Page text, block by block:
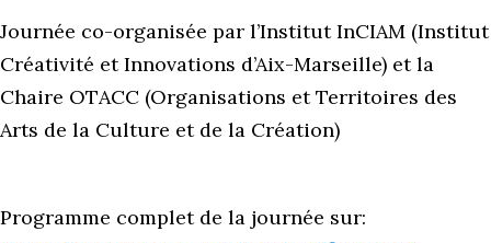
Journée co-organisée par l’Institut InCIAM (Institut
Créativité et Innovations d’Aix-Marseille) et la
Chaire OTACC (Organisations et Territoires des
Arts de la Culture et de la Création)
Programme complet de la journée sur: